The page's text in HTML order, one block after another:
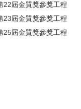
22屆金質獎參獎工程
23屆金質獎參獎工程
25屆金質獎參獎工程